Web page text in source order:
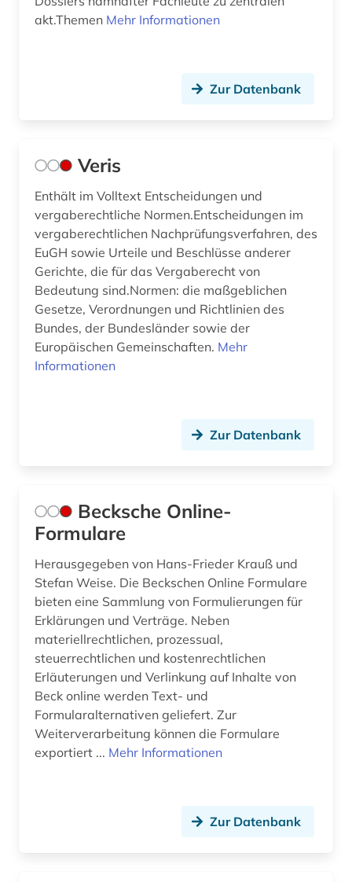
akt.Themen Mehr Informationen
Zur Datenbank
Veris
Enthält im Volltext Entscheidungen und
vergaberechtliche Normen.Entscheidungen im
vergaberechtlichen Nachprüfungsverfahren, des
EuGH sowie Urteile und Beschlüsse anderer
Gerichte, die für das Vergaberecht von
Bedeutung sind.Normen: die maßgeblichen
Gesetze, Verordnungen und Richtlinien des
Bundes, der Bundesländer sowie der
Europäischen Gemeinschaften. Mehr
Informationen
Zur Datenbank
Becksche Online-
Formulare
Herausgegeben von Hans-Frieder Krauß und
Stefan Weise. Die Beckschen Online Formulare
bieten eine Sammlung von Formulierungen für
Erklärungen und Verträge. Neben
materiellrechtlichen, prozessual,
steuerrechtlichen und kostenrechtlichen
Erläuterungen und Verlinkung auf Inhalte von
Beck online werden Text- und
Formularalternativen geliefert. Zur
Weiterverarbeitung können die Formulare
exportiert ... Mehr Informationen
Zur Datenbank